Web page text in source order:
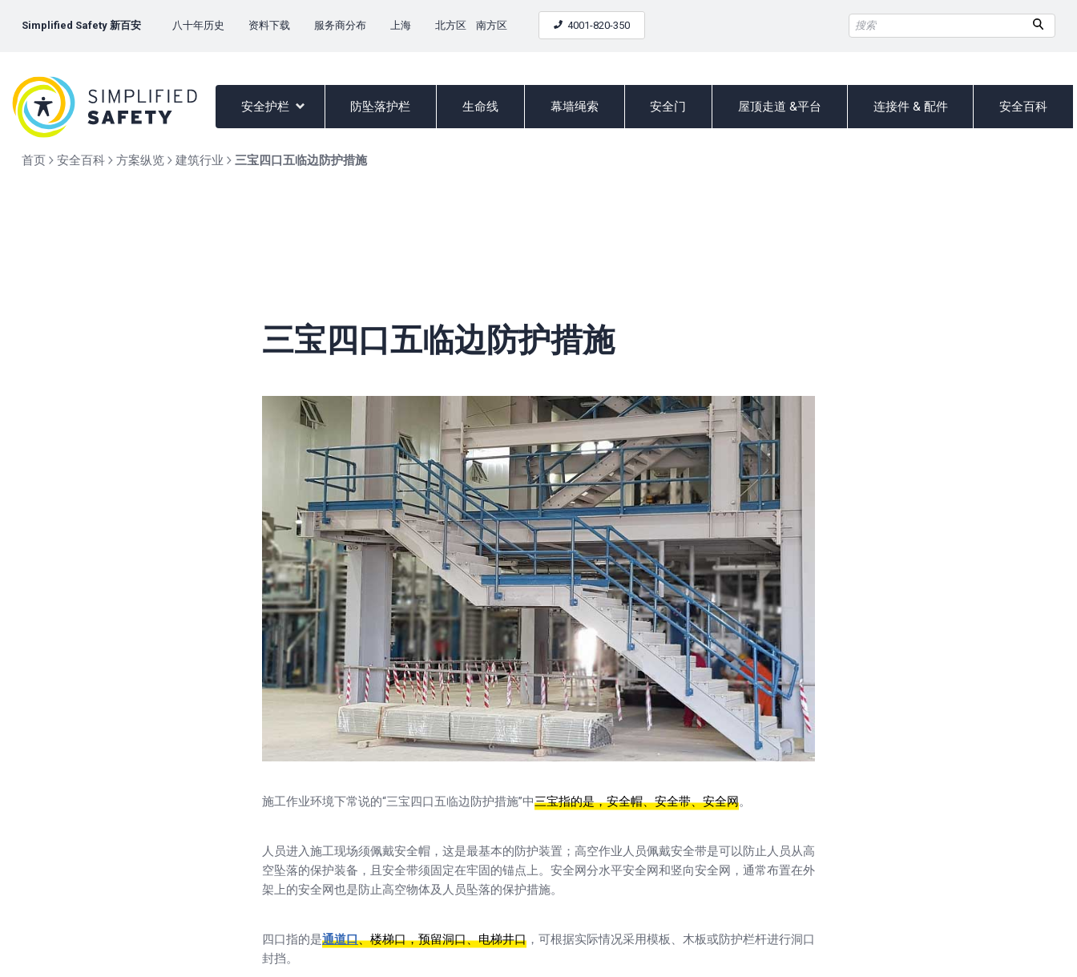
Simplified Safety 新百安 八十年历史 资料下载 服务商分布 上海 北方区 南方区 4001-820-350
安全护栏 防坠落护栏 生命线 幕墙绳索 安全门 屋顶走道 &平台 连接件 & 配件 安全百科
首页 安全百科 方案纵览 建筑行业 三宝四口五临边防护措施
三宝四口五临边防护措施
施工作业环境下常说的“三宝四口五临边防护措施”中三宝指的是，安全帽、安全带、安全网。
人员进入施工现场须佩戴安全帽，这是最基本的防护装置；高空作业人员佩戴安全带是可以防止人员从高
空坠落的保护装备，且安全带须固定在牢固的锚点上。安全网分水平安全网和竖向安全网，通常布置在外
架上的安全网也是防止高空物体及人员坠落的保护措施。
四口指的是通道口、楼梯口，预留洞口、电梯井口 ，可根据实际情况采用模板、木板或防护栏杆进行洞口
封挡。